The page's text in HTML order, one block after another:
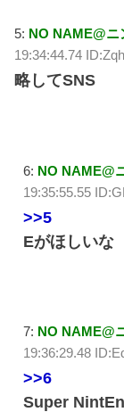
5: NO NAME@ニ
19:34:44.74
略してSNS
6: NO NAME@
19:35:55.55
>>5
Eがほしいな
7: NO NAME@
19:36:29.48
>>6
Super